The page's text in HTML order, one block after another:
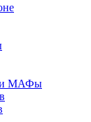
и МАФы